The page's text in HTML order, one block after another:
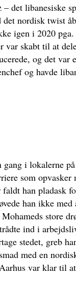
libanesiske
nordisk twist
igen i 2020
var skabt til at
og det var
og havde
i lokalerne
som
han pladask
han ikke
store
ind i
stedet, greb
med en
var klar til